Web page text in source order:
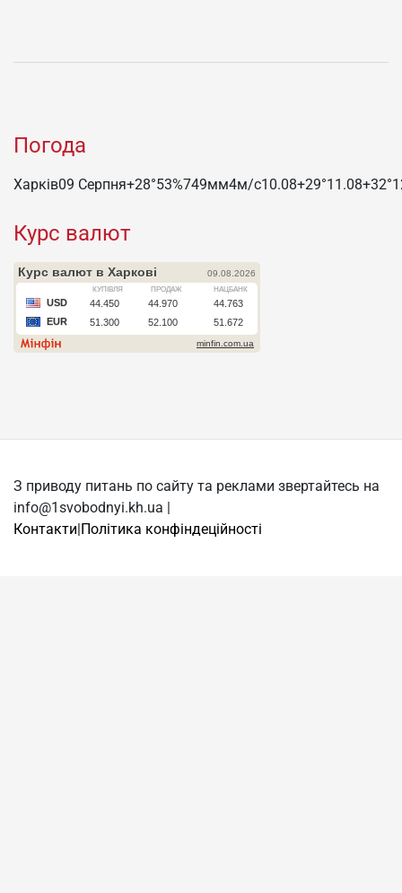
Погода
Харків09 Серпня+28°53%749мм4м/c10.08+29°11.08+32°
Курс валют
З приводу питань по сайту та реклами звертайтесь на
info@1svobodnyi.kh.ua |
Контакти|Політика конфіндеційності